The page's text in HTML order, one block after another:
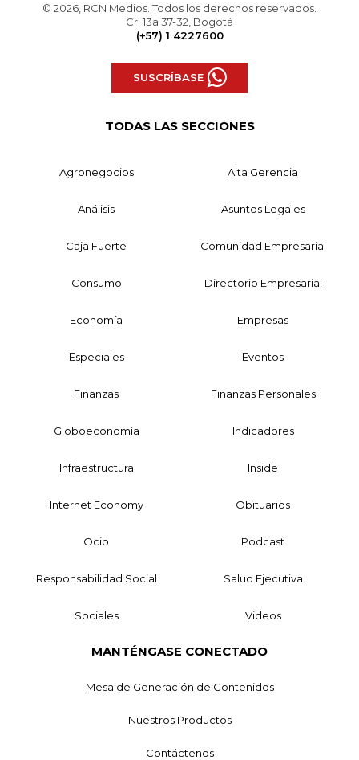
© 2026, RCN Medios. Todos los derechos reservados.
Cr. 13a 37-32, Bogotá
(+57) 1 4227600
SUSCRÍBASE
TODAS LAS SECCIONES
Agronegocios Alta Gerencia
Análisis Asuntos Legales
Caja Fuerte Comunidad Empresarial
Consumo Directorio Empresarial
Economía Empresas
Especiales Eventos
Finanzas Finanzas Personales
Globoeconomía Indicadores
Infraestructura Inside
Internet Economy Obituarios
Ocio Podcast
Responsabilidad Social Salud Ejecutiva
Sociales Videos
MANTÉNGASE CONECTADO
Mesa de Generación de Contenidos
Nuestros Productos
Contáctenos